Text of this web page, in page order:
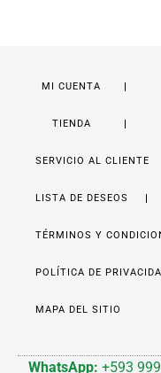
MI CUENTA
TIENDA
SERVICIO AL CLIENTE
LISTA DE DESEOS
TÉRMINOS Y
POLÍTICA DE
MAPA DEL SITIO
WhatsApp: +593